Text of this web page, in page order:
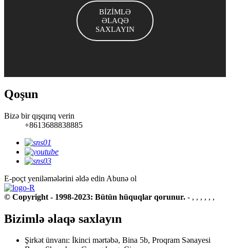
BİZİMLƏ
ƏLAQƏ
SAXLAYIN
Qoşun
Bizə bir qışqırıq verin
+8613688838885
E-poçt yeniləmələrini əldə edin Abunə ol
© Copyright - 1998-2023: Bütün hüquqlar qorunur. - , , , , , ,
Bizimlə əlaqə saxlayın
Şirkət ünvanı: İkinci mərtəbə, Bina 5b, Proqram Sənayesi